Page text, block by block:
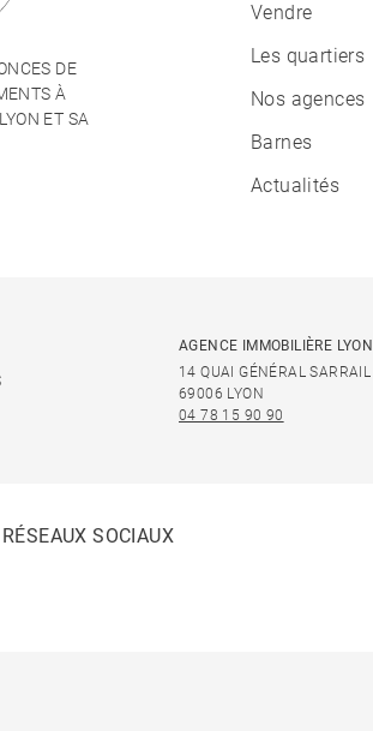
DE
À
ET SA
Vendre
Les quartiers
Nos agences
Barnes
Actualités
AGENCE IMMOBILIÈRE
14 QUAI GÉNÉRAL SARRAIL
69006 LYON
04 78 15 90 90
SOCIAUX